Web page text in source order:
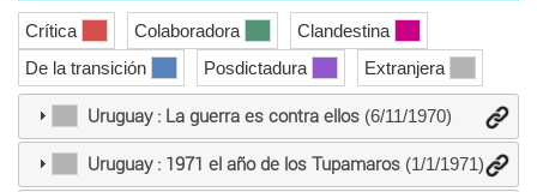
Crítica Colaboradora
Clandestina
De la transición
Posdictadura Extranjera
Uruguay : La guerra es contra ellos(6/11/1970)
Uruguay : 1971 el año de los Tupamaros(1/1/1971)